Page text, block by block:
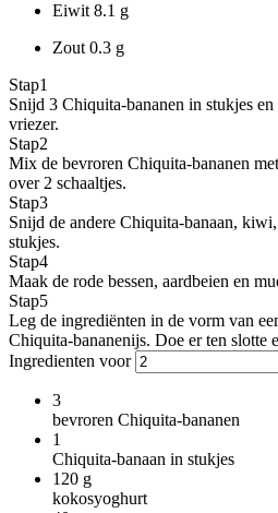
Eiwit 8.1 g
Zout 0.3 g
Stap1
Snijd 3 Chiquita-bananen in stukjes
vriezer.
Stap2
Mix de bevroren Chiquita-bananen
over 2 schaaltjes.
Stap3
Snijd de andere Chiquita-banaan,
stukjes.
Stap4
Maak de rode bessen, aardbeien en
Stap5
Leg de ingrediënten in de vorm van
Chiquita-bananenijs. Doe er ten slotte
Ingredienten voor
3
bevroren Chiquita-bananen
1
Chiquita-banaan in stukjes
120 g
kokosyoghurt